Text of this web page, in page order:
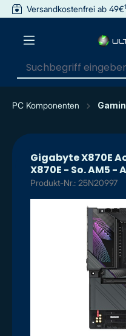
springen
Versandkostenfrei ab 49€1
PC Komponenten
Gigabyte X870E
X870E - So. AM5 -
Produkt-Nr.: 25N20997